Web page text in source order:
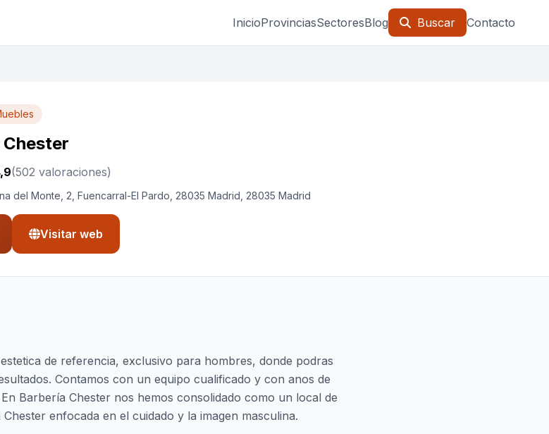
InicioProvinciasSectoresBlog Buscar Contacto
(502 valoraciones)
del Monte, 2, Fuencarral-El Pardo, 28035 Madrid, 28035 Madrid
Visitar web
de referencia, exclusivo para hombres, donde podras
Contamos con un equipo cualificado y con anos de
Barbería Chester nos hemos consolidado como un local de
enfocada en el cuidado y la imagen masculina.